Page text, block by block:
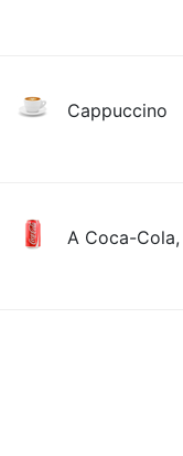
Cappuccino
A Coca-